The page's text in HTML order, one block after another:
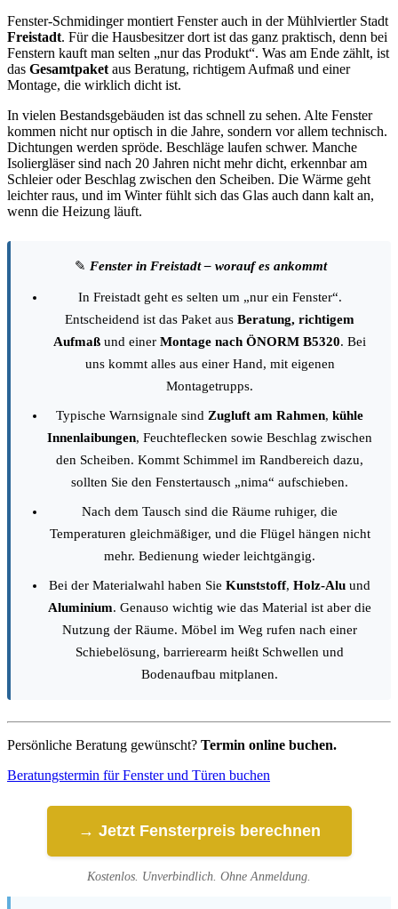
Fenster-Schmidinger montiert Fenster auch in der Mühlviertler Stadt
Freistadt. Für die Hausbesitzer dort ist das ganz praktisch, denn bei
Fenstern kauft man selten „nur das Produkt“. Was am Ende zählt, ist
das Gesamtpaket aus Beratung, richtigem Aufmaß und einer
Montage, die wirklich dicht ist.
In vielen Bestandsgebäuden ist das schnell zu sehen. Alte Fenster
kommen nicht nur optisch in die Jahre, sondern vor allem technisch.
Dichtungen werden spröde. Beschläge laufen schwer. Manche
Isoliergläser sind nach 20 Jahren nicht mehr dicht, erkennbar am
Schleier oder Beschlag zwischen den Scheiben. Die Wärme geht
leichter raus, und im Winter fühlt sich das Glas auch dann kalt an,
wenn die Heizung läuft.
✎ Fenster in Freistadt – worauf es ankommt
In Freistadt geht es selten um „nur ein Fenster“.
Entscheidend ist das Paket aus Beratung, richtigem
Aufmaß und einer Montage nach ÖNORM B5320. Bei
uns kommt alles aus einer Hand, mit eigenen
Montagetrupps.
Typische Warnsignale sind Zugluft am Rahmen, kühle
Innenlaibungen, Feuchteflecken sowie Beschlag zwischen
den Scheiben. Kommt Schimmel im Randbereich dazu,
sollten Sie den Fenstertausch „nima“ aufschieben.
Nach dem Tausch sind die Räume ruhiger, die
Temperaturen gleichmäßiger, und die Flügel hängen nicht
mehr. Bedienung wieder leichtgängig.
Bei der Materialwahl haben Sie Kunststoff, Holz-Alu und
Aluminium. Genauso wichtig wie das Material ist aber die
Nutzung der Räume. Möbel im Weg rufen nach einer
Schiebelösung, barrierearm heißt Schwellen und
Bodenaufbau mitplanen.
Persönliche Beratung gewünscht? Termin online buchen.
Beratungstermin für Fenster und Türen buchen
→ Jetzt Fensterpreis berechnen
Kostenlos. Unverbindlich. Ohne Anmeldung.